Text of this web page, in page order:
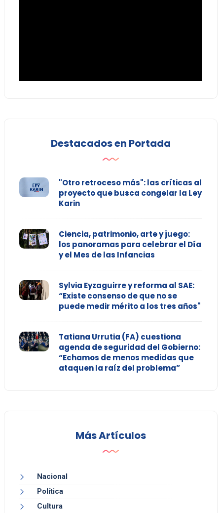
Destacados en Portada
"Otro retroceso más": las críticas al
proyecto que busca congelar la Ley
Karin
Ciencia, patrimonio, arte y juego:
los panoramas para celebrar el Día
y el Mes de las Infancias
Sylvia Eyzaguirre y reforma al SAE:
“Existe consenso de que no se
puede medir mérito a los tres años"
Tatiana Urrutia (FA) cuestiona
agenda de seguridad del Gobierno:
“Echamos de menos medidas que
ataquen la raíz del problema”
Más Artículos
Nacional
Política
Cultura